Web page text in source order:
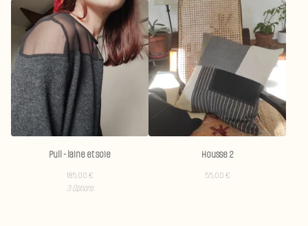
Pull - laine et soie
185,00€
3 Options
Housse 2
55,00€